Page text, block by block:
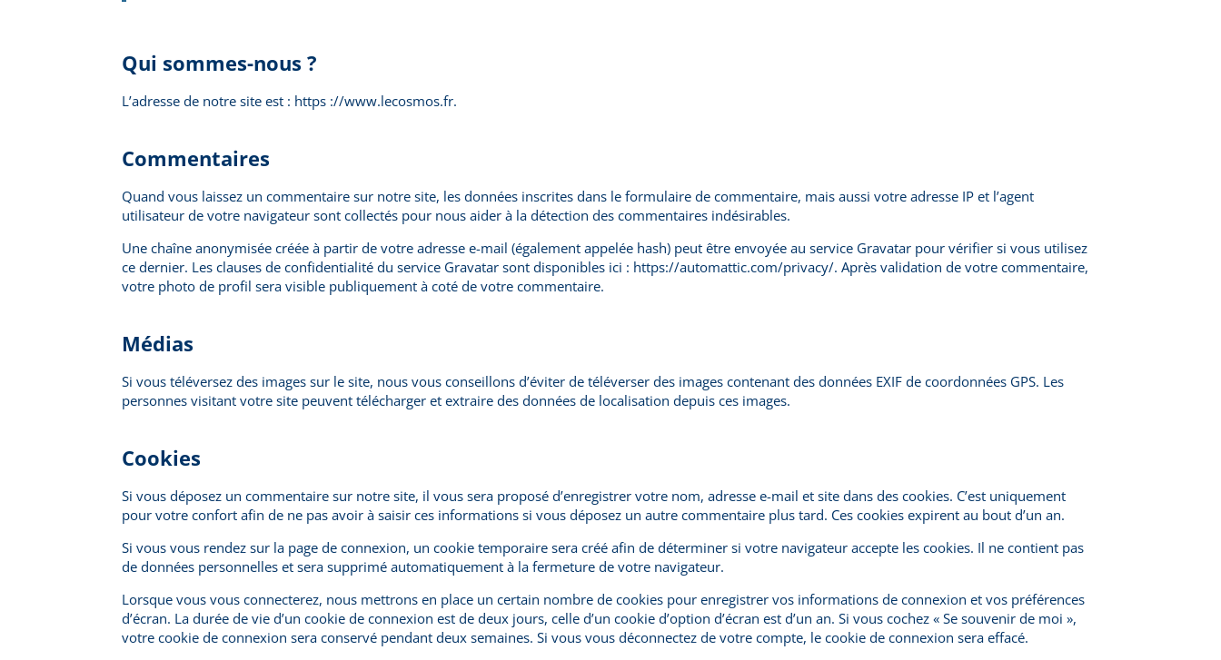
Qui sommes-nous ?
L’adresse de notre site est : https ://www.lecosmos.fr.
Commentaires
Quand vous laissez un commentaire sur notre site, les données inscrites dans le formulaire de commentaire, mais aussi votre adresse IP et l’agent
utilisateur de votre navigateur sont collectés pour nous aider à la détection des commentaires indésirables.
Une chaîne anonymisée créée à partir de votre adresse e-mail (également appelée hash) peut être envoyée au service Gravatar pour vérifier si vous utilisez
ce dernier. Les clauses de confidentialité du service Gravatar sont disponibles ici : https://automattic.com/privacy/. Après validation de votre commentaire,
votre photo de profil sera visible publiquement à coté de votre commentaire.
Médias
Si vous téléversez des images sur le site, nous vous conseillons d’éviter de téléverser des images contenant des données EXIF de coordonnées GPS. Les
personnes visitant votre site peuvent télécharger et extraire des données de localisation depuis ces images.
Cookies
Si vous déposez un commentaire sur notre site, il vous sera proposé d’enregistrer votre nom, adresse e-mail et site dans des cookies. C’est uniquement
pour votre confort afin de ne pas avoir à saisir ces informations si vous déposez un autre commentaire plus tard. Ces cookies expirent au bout d’un an.
Si vous vous rendez sur la page de connexion, un cookie temporaire sera créé afin de déterminer si votre navigateur accepte les cookies. Il ne contient pas
de données personnelles et sera supprimé automatiquement à la fermeture de votre navigateur.
Lorsque vous vous connecterez, nous mettrons en place un certain nombre de cookies pour enregistrer vos informations de connexion et vos préférences
d’écran. La durée de vie d’un cookie de connexion est de deux jours, celle d’un cookie d’option d’écran est d’un an. Si vous cochez « Se souvenir de moi »,
votre cookie de connexion sera conservé pendant deux semaines. Si vous vous déconnectez de votre compte, le cookie de connexion sera effacé.